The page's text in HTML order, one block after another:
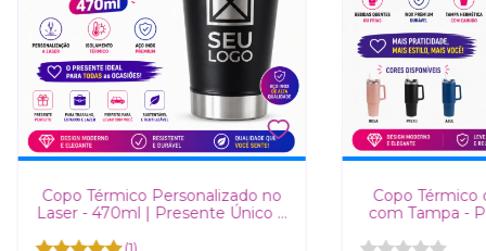
Copo Térmico Personalizado no
Laser - 470ml | Presente Único e
Copo Térmico
com Tampa -